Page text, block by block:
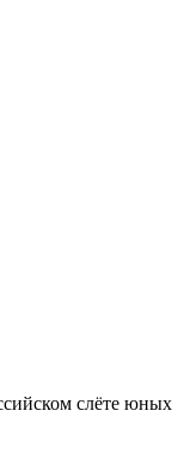
слёте юных